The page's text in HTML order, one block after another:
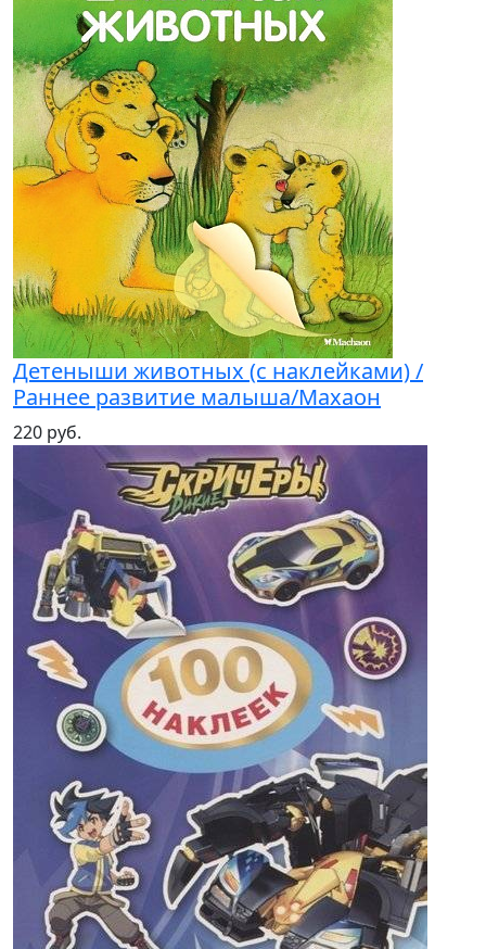
Детеныши животных (с наклейками) /
Раннее развитие малыша/Махаон
220 руб.